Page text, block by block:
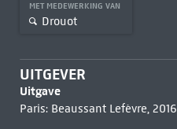
MET MEDEWERKING VAN
Drouot
UITGEVER
Uitgave
Paris: Beaussant Lefèvre, 2016